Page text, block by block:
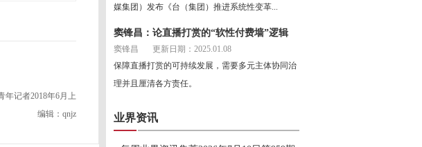
年记者2018年6月上
编辑：qnjz
媒集团）发布《台（集团）推进系统性变革...
窦锋昌：论直播打赏的“软性付费墙”逻辑
窦锋昌
更新日期：2025.01.08
保障直播打赏的可持续发展，需要多元主体协同治
理并且厘清各方责任。
业界资讯